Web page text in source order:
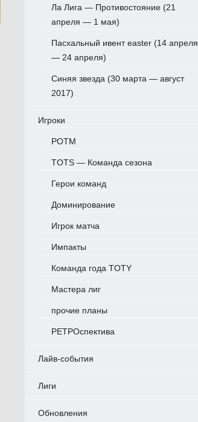
Ла Лига — Противостояние (21
апреля — 1 мая)
Пасхальный ивент easter (14 апреля
— 24 апреля)
Синяя звезда (30 марта — август
2017)
Игроки
POTM
TOTS — Команда сезона
Герои команд
Доминирование
Игрок матча
Импакты
Команда года TOTY
Мастера лиг
прочие планы
РЕТРОспектива
Лайв-события
Лиги
Обновления